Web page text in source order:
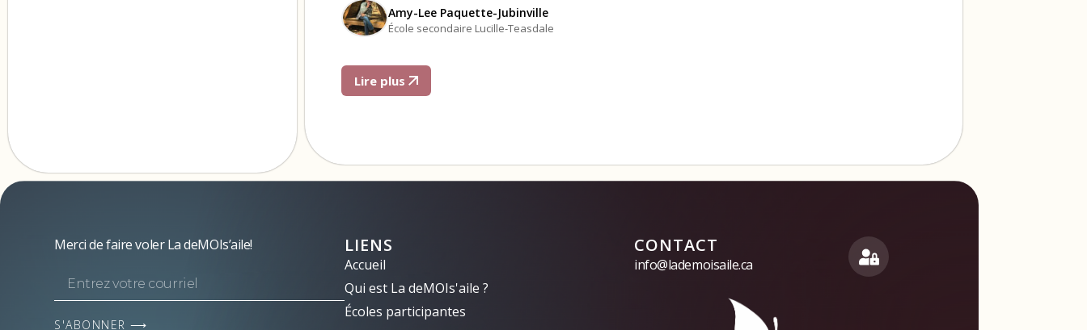
Amy-Lee Paquette-Jubinville
École secondaire Lucille-Teasdale
Lire plus
Merci de faire voler La deMOIs’aile!
S'ABONNER ⟶
LIENS
Accueil
Qui est La deMOIs'aile ?
Écoles participantes
CONTACT
info@lademoisaile.ca